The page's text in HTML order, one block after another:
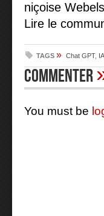
niçoise
Lire le
TAGS » Chat GPT, IA
Commenter
You must be